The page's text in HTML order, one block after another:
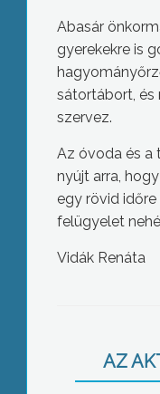
Abasár
gyerekekre is
sátortábort, és
szervez.
Az óvoda és a
nyújt arra,
egy rövid
felügyelet
Vidák Renáta
AZ